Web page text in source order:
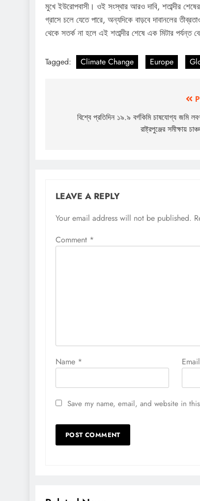
মুখে ইউরোপবাসী। ওই সংস্থার আরও দাবি, শতাব্দীর
গ্রাসে চলে যেতে পারে, অন্যদিকে বাড়বে দাবানলের
থেকে সতর্ক না হলে এই শতাব্দীর শেষে এক মিটার
Tagged: Climate Change Europe
navigation
বিশ্বে প্রতিদিন ১৯.৯ বর্গকিমি চাষযোগ্য জমি
রাষ্ট্রপুঞ্জের সমীক্ষায়
LEAVE A REPLY
Your email address will not be published.
Comment *
Name * Email
Save my name, email, and website in